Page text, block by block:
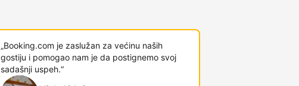
„Booking.com je zaslužan za većinu naših
gostiju i pomogao nam je da postignemo svoj
sadašnji uspeh.“